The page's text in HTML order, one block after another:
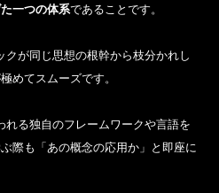
一つの体系であることです。
クが同じ思想の根幹から枝分かれし
めてスムーズです。
れる独自のフレームワークや言語を
際も「あの概念の応用か」と即座に